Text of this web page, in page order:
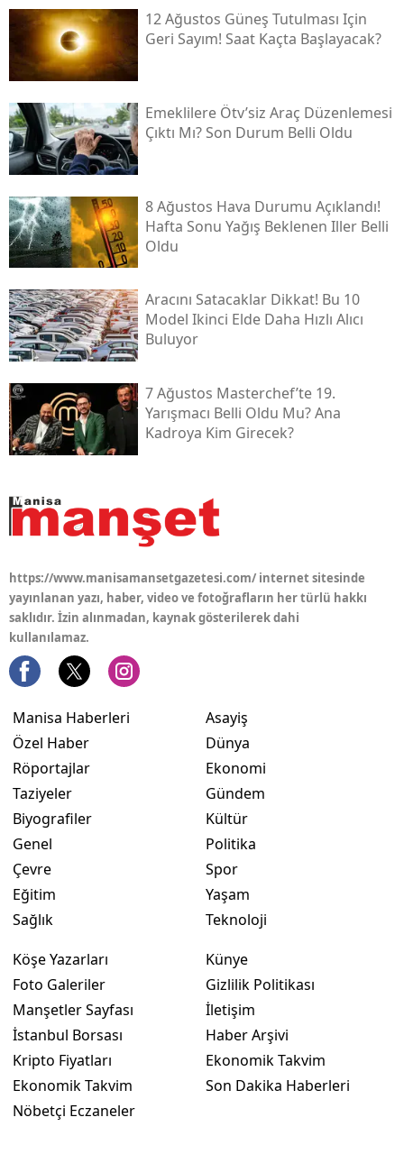
12 Ağustos Güneş Tutulması Için
Geri Sayım! Saat Kaçta Başlayacak?
Emeklilere Ötv’siz Araç Düzenlemesi
Çıktı Mı? Son Durum Belli Oldu
8 Ağustos Hava Durumu Açıklandı!
Hafta Sonu Yağış Beklenen Iller Belli
Oldu
Aracını Satacaklar Dikkat! Bu 10
Model Ikinci Elde Daha Hızlı Alıcı
Buluyor
7 Ağustos Masterchef’te 19.
Yarışmacı Belli Oldu Mu? Ana
Kadroya Kim Girecek?
https://www.manisamansetgazetesi.com/ internet sitesinde
yayınlanan yazı, haber, video ve fotoğrafların her türlü hakkı
saklıdır. İzin alınmadan, kaynak gösterilerek dahi
kullanılamaz.
Manisa Haberleri
Özel Haber
Röportajlar
Taziyeler
Biyografiler
Genel
Çevre
Eğitim
Sağlık
Asayiş
Dünya
Ekonomi
Gündem
Kültür
Politika
Spor
Yaşam
Teknoloji
Köşe Yazarları
Foto Galeriler
Manşetler Sayfası
İstanbul Borsası
Kripto Fiyatları
Ekonomik Takvim
Nöbetçi Eczaneler
Künye
Gizlilik Politikası
İletişim
Haber Arşivi
Ekonomik Takvim
Son Dakika Haberleri